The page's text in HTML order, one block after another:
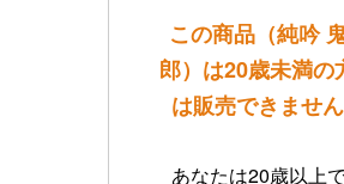
この商品（純吟
郎）は20歳未満の
は販売できません
あなたは20歳以上